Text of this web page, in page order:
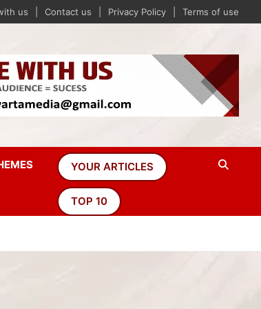
us Contact us Privacy Policy Terms of use
YOUR ARTICLES
TOP 10